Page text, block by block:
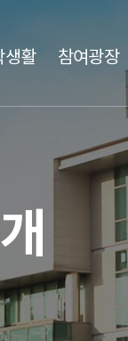
이사회
표 대학의 사명
계약학과 모집
원서접수
학과소개
입학Q&A 입학FAQ
바리
유아교육과
텔관광전공)
시학부 디자인전공
생활
대학요람
게
공지사항
참여광장
경력관리
력서 작성 채용
종합심리검사